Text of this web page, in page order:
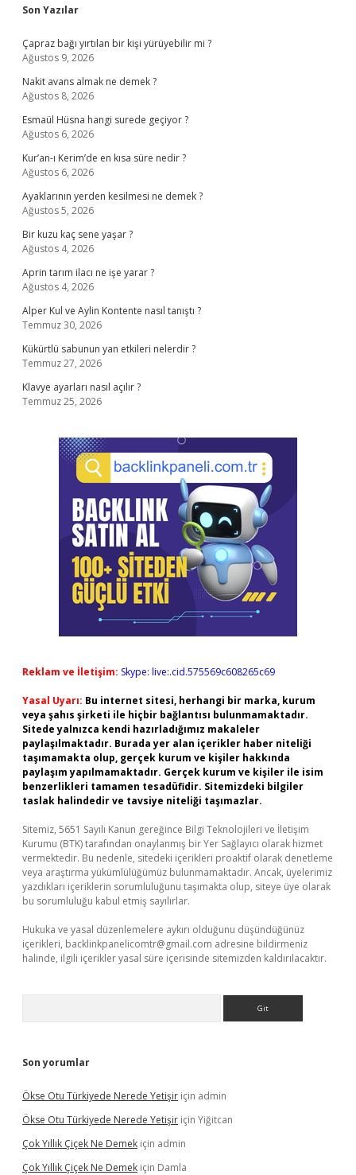
Sidebar
Son Yazılar
Çapraz bağı yırtılan bir kişi yürüyebilir mi ?
Ağustos 9, 2026
Nakit avans almak ne demek ?
Ağustos 8, 2026
Esmaül Hüsna hangi surede geçiyor ?
Ağustos 6, 2026
Kur’an-ı Kerim’de en kısa süre nedir ?
Ağustos 6, 2026
Ayaklarının yerden kesilmesi ne demek ?
Ağustos 5, 2026
Bir kuzu kaç sene yaşar ?
Ağustos 4, 2026
Aprin tarım ilacı ne işe yarar ?
Ağustos 4, 2026
Alper Kul ve Aylin Kontente nasıl tanıştı ?
Temmuz 30, 2026
Kükürtlü sabunun yan etkileri nelerdir ?
Temmuz 27, 2026
Klavye ayarları nasıl açılır ?
Temmuz 25, 2026
Reklam ve İletişim: Skype: live:.cid.575569c608265c69
Yasal Uyarı: Bu internet sitesi, herhangi bir marka, kurum
veya şahıs şirketi ile hiçbir bağlantısı bulunmamaktadır.
Sitede yalnızca kendi hazırladığımız makaleler
paylaşılmaktadır. Burada yer alan içerikler haber niteliği
taşımamakta olup, gerçek kurum ve kişiler hakkında
paylaşım yapılmamaktadır. Gerçek kurum ve kişiler ile isim
benzerlikleri tamamen tesadüfidir. Sitemizdeki bilgiler
taslak halindedir ve tavsiye niteliği taşımazlar.
Sitemiz, 5651 Sayılı Kanun gereğince Bilgi Teknolojileri ve İletişim
Kurumu (BTK) tarafından onaylanmış bir Yer Sağlayıcı olarak hizmet
vermektedir. Bu nedenle, sitedeki içerikleri proaktif olarak denetleme
veya araştırma yükümlülüğümüz bulunmamaktadır. Ancak, üyelerimiz
yazdıkları içeriklerin sorumluluğunu taşımakta olup, siteye üye olarak
bu sorumluluğu kabul etmiş sayılırlar.
Hukuka ve yasal düzenlemelere aykırı olduğunu düşündüğünüz
içerikleri, backlinkpanelicomtr@gmail.com adresine bildirmeniz
halinde, ilgili içerikler yasal süre içerisinde sitemizden kaldırılacaktır.
Son yorumlar
Ökse Otu Türkiyede Nerede Yetişir için admin
Ökse Otu Türkiyede Nerede Yetişir için Yiğitcan
Çok Yıllık Çiçek Ne Demek için admin
Çok Yıllık Çiçek Ne Demek için Damla